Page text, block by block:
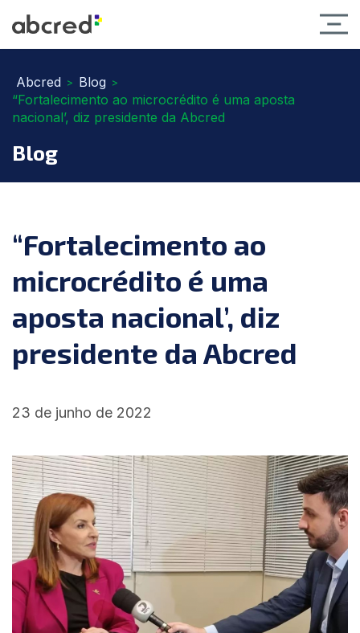
Abcred > Blog >
“Fortalecimento ao microcrédito é uma aposta
nacional’, diz presidente da Abcred
Blog
“Fortalecimento ao
microcrédito é uma
aposta nacional’, diz
presidente da Abcred
23 de junho de 2022